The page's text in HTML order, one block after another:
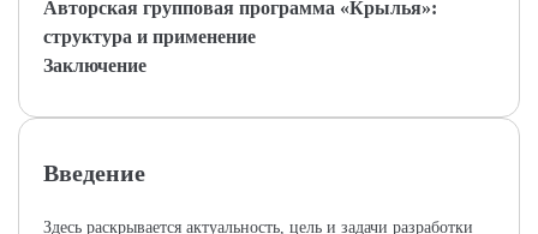
Авторская групповая программа «Крылья»:
структура и применение
Заключение
Введение
Здесь раскрывается актуальность, цель и задачи разработки